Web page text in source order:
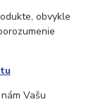
obvykle
tu
Vašu